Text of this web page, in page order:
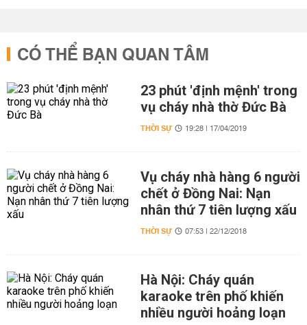
CÓ THỂ BẠN QUAN TÂM
23 phút 'định mệnh' trong
vụ cháy nhà thờ Đức Bà
THỜI SỰ 19:28 | 17/04/2019
Vụ cháy nhà hàng 6 người
chết ở Đồng Nai: Nạn
nhân thứ 7 tiên lượng xấu
THỜI SỰ 07:53 | 22/12/2018
Hà Nội: Cháy quán
karaoke trên phố khiến
nhiều người hoảng loạn